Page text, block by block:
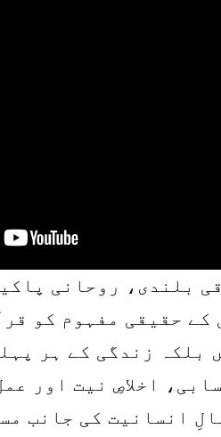
بلندی، روحانی
کے حقیقی مفہوم کو
بلکہ زندگی کے ہر
اخلاصِ نیت اور
انسانیت کی جانب